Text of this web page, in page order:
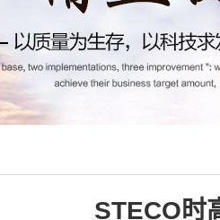
STECO时